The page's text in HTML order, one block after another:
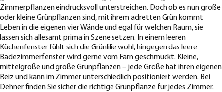
Zimmerpflanzen eindrucksvoll unterstreichen. Doch ob es nun große
oder kleine Grünpflanzen sind, mit ihrem adretten Grün kommt
Leben in die eigenen vier Wände und egal für welchen Raum, sie
lassen sich allesamt prima in Szene setzen. In einem leeren
Küchenfenster fühlt sich die Grünlilie wohl, hingegen das leere
Badezimmerfenster wird gerne vom Farn geschmückt. Kleine,
mittelgroße und große Grünpflanzen – jede Größe hat ihren eigenen
Reiz und kann im Zimmer unterschiedlich positioniert werden. Bei
Dehner finden Sie sicher die richtige Grünpflanze für jedes Zimmer.